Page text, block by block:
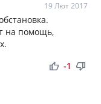
19 Лют 2017
на помощь,
thumb_up thumb_down
-1